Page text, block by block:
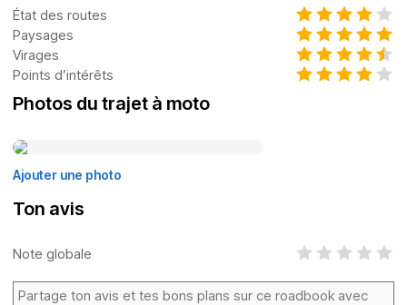
État des routes
Paysages
Virages
Points d’intérêts
Photos du trajet à moto
Ajouter une photo
Ton avis
Note globale